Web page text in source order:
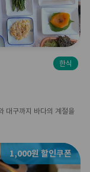
한식
대구까지 바다의 계절을
1,000원 할인쿠폰